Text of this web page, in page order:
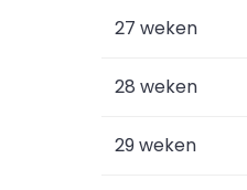
27 weken
28 weken
29 weken